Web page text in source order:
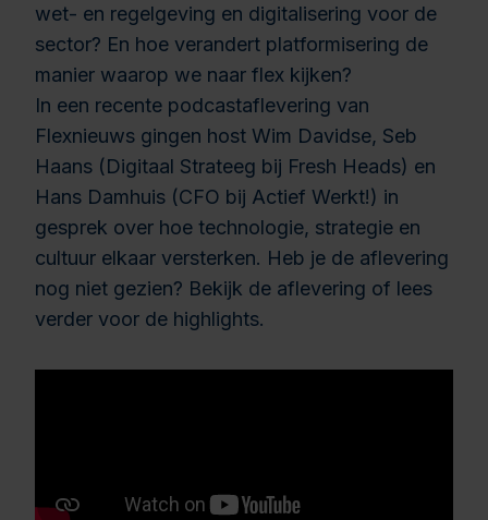
wet- en regelgeving en digitalisering voor de
sector? En hoe verandert platformisering de
manier waarop we naar flex kijken?
In een recente podcastaflevering van
Flexnieuws gingen host Wim Davidse, Seb
Haans (Digitaal Strateeg bij Fresh Heads) en
Hans Damhuis (CFO bij Actief Werkt!) in
gesprek over hoe technologie, strategie en
cultuur elkaar versterken. Heb je de aflevering
nog niet gezien? Bekijk de aflevering of lees
verder voor de highlights.